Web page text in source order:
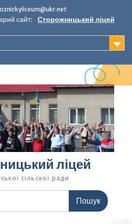
сайт: Сторожницький ліцей
ліцей
сільскої ради